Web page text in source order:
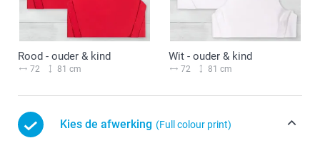
Rood - ouder & kind
72 81 cm
Wit - ouder & kind
72 81 cm
Kies de afwerking (Full colour print)